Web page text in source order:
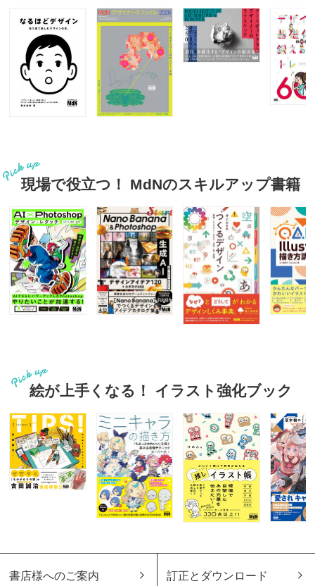
現場で役立つ！ MdNのスキルアップ書籍
絵が上手くなる！ イラスト強化ブック
書店様へのご案内 訂正とダウンロード